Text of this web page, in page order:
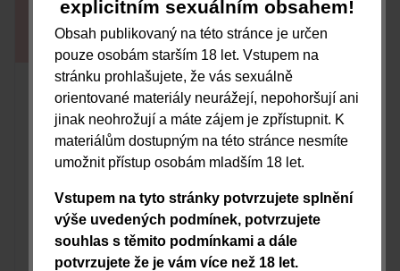
PŘIHLÁŠENÍ
e-mail:
heslo:
PŘIHLÁSIT
explicitním sexuálním obsahem!
Obsah publikovaný na této stránce je určen
pouze osobám starším 18 let. Vstupem na
stránku prohlašujete, že vás sexuálně
orientované materiály neurážejí, nepohoršují ani
jinak neohrožují a máte zájem je zpřístupnit. K
materiálům dostupným na této stránce nesmíte
umožnit přístup osobám mladším 18 let.
Vstupem na tyto stránky potvrzujete splnění
výše uvedených podmínek, potvrzujete
souhlas s těmito podmínkami a dále
potvrzujete že je vám více než 18 let.